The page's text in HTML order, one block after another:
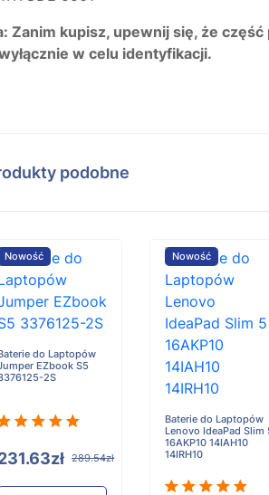
Zanim kupisz, upewnij się, że
w celu identyfikacji.
podobne
Nowość
do Laptopów
EZbook S5
2S
289.54zł
Nowość
Baterie do Laptopów
Lenovo IdeaPad Slim
16AKP10 14IAH10
14IRH10